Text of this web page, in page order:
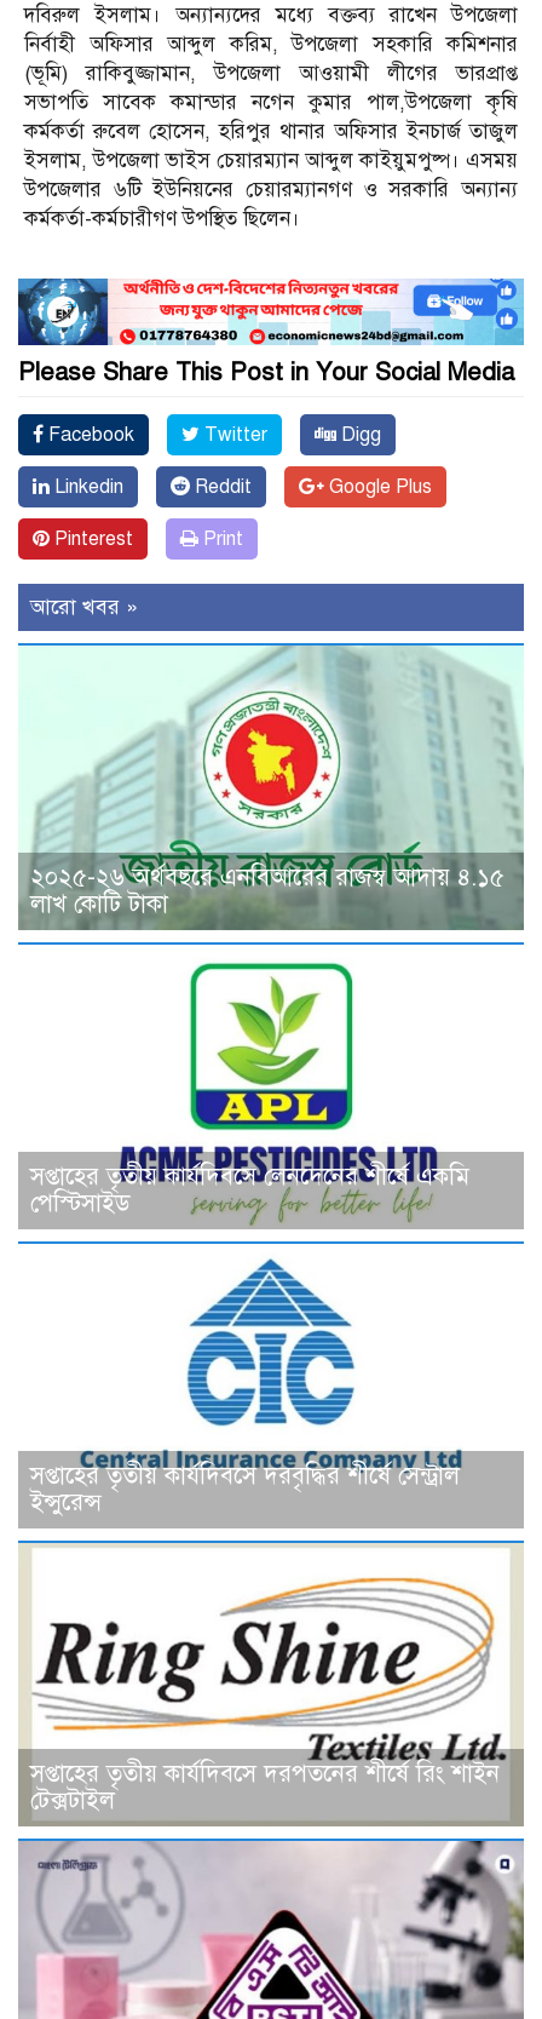
দবিরুল ইসলাম। অন্যান্যদের মধ্যে বক্তব্য রাখেন উপজেলা
নির্বাহী অফিসার আব্দুল করিম, উপজেলা সহকারি কমিশনার
(ভূমি) রাকিবুজ্জামান, উপজেলা আওয়ামী লীগের ভারপ্রাপ্ত
সভাপতি সাবেক কমান্ডার নগেন কুমার পাল,উপজেলা কৃষি
কর্মকর্তা রুবেল হোসেন, হরিপুর থানার অফিসার ইনচার্জ তাজুল
ইসলাম, উপজেলা ভাইস চেয়ারম্যান আব্দুল কাইয়ুমপুষ্প। এসময়
উপজেলার ৬টি ইউনিয়নের চেয়ারম্যানগণ ও সরকারি অন্যান্য
কর্মকর্তা-কর্মচারীগণ উপস্থিত ছিলেন।
Please Share This Post in Your Social Media
Facebook Twitter Digg
Linkedin Reddit Google Plus
Pinterest Print
আরো খবর »
২০২৫-২৬ অর্থবছরে এনবিআরের রাজস্ব আদায় ৪.১৫
লাখ কোটি টাকা
সপ্তাহের তৃতীয় কার্যদিবসে লেনদেনের শীর্ষে একমি
পেস্টিসাইড
সপ্তাহের তৃতীয় কার্যদিবসে দরবৃদ্ধির শীর্ষে সেন্ট্রাল
ইন্সুরেন্স
সপ্তাহের তৃতীয় কার্যদিবসে দরপতনের শীর্ষে রিং শাইন
টেক্সটাইল